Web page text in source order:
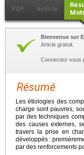
PDF Article
Bienvenue sur
Article gratuit.
Connectez-vous
Résumé
Les étiologies des
charge sont pauvres,
par des techniques
des causes externes,
travers la prise en
développés :
par des renforcements